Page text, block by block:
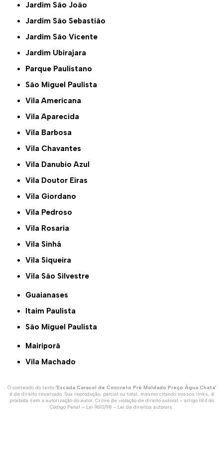
Jardim São João
Jardim São Sebastião
Jardim São Vicente
Jardim Ubirajara
Parque Paulistano
São Miguel Paulista
Vila Americana
Vila Aparecida
Vila Barbosa
Vila Chavantes
Vila Danubio Azul
Vila Doutor Eiras
Vila Giordano
Vila Pedroso
Vila Rosaria
Vila Sinhá
Vila Siqueira
Vila São Silvestre
Guaianases
Itaim Paulista
São Miguel Paulista
Mairiporã
Vila Machado
O conteúdo do texto "Escada Caracol de Concreto Pré Moldado Preço Água Chata"
é de direito reservado. Sua reprodução, parcial ou total, mesmo citando nossos links, é
proibida sem a autorização do autor. Crime de violação de direito autoral – artigo 184 do
Código Penal – Lei 9610/98 - Lei de direitos autorais.